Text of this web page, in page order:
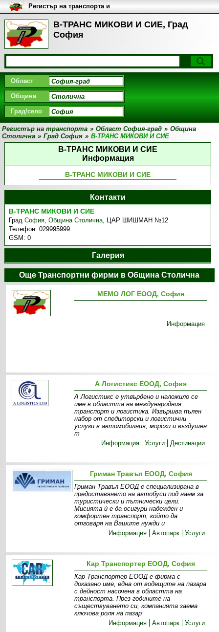
В-ТРАНС МИКОВИ И СИЕ, Град
София
Регистър на транспорта и
транспортните фирми в
България
Област
Община
Град/село
Регистър на транспорта » Област София-град » Община
Столична » Град София » В-ТРАНС МИКОВИ И СИЕ
В-ТРАНС МИКОВИ И СИЕ
Информация
В-ТРАНС МИКОВИ И СИЕ
Контакти
В-ТРАНС МИКОВИ И СИЕ
ГрадСофия,Община Столична, ЦАР ШИШМАН №12
Телефон:029995999
GSM:0
Галерия
Още Транспортни фирми в Община Столична
МЕМО ЛОГ ЕООД, София
Информация
А Логистикс ЕООД, София
А Логистикс е утвърдено и наложило се
име в областта на международния
транспорт и логистика. Извършва пълен
набор от спедиторски и логистични
услуги в автомобилния, морски и въздушен
т
Информация
Услуги Дестинации
Гриман Травъл ЕООД, София
Гриман Травъл ЕООД е специализирана в
предоставянето на автобуси под наем за
туристически и пътнически цели.
Мисията ѝ е да осигури надежден и
комфортен транспорт, който да
отговаря на Вашите нужди и
Информация
Автопарк Услуги
Кар Транспортер ЕООД, София
Кар Транспортер ЕООД е фирма с
доказано име, една от водещите на пазара
с дейност насочена в областта на
транспорта. През годините на
съществуването си, компанията заема
ключова роля на пазар
Информация
Автопарк Услуги